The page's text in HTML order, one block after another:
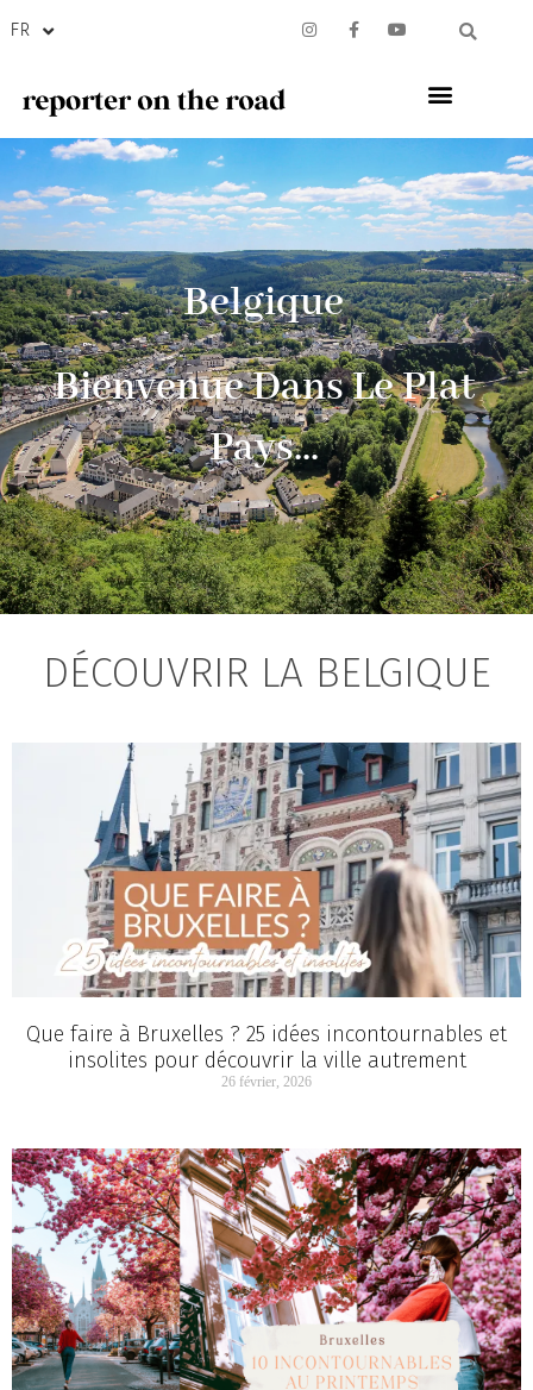
FR
Belgique
Bienvenue Dans Le Plat
Pays...
DÉCOUVRIR LA BELGIQUE
Que faire à Bruxelles ? 25 idées incontournables et
insolites pour découvrir la ville autrement
26 février, 2026